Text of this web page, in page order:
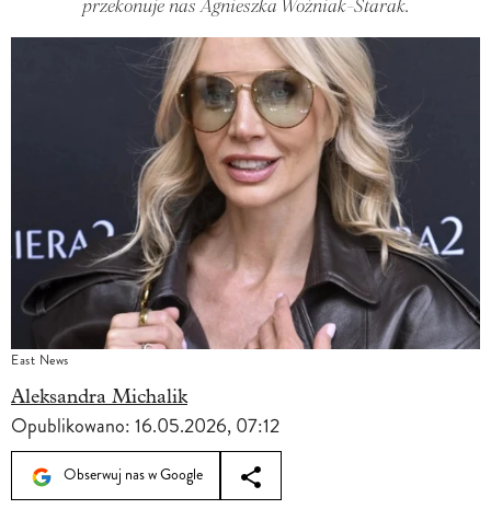
przekonuje nas Agnieszka Woźniak-Starak.
East News
Aleksandra Michalik
Opublikowano:16.05.2026, 07:12
Obserwuj nas w Google